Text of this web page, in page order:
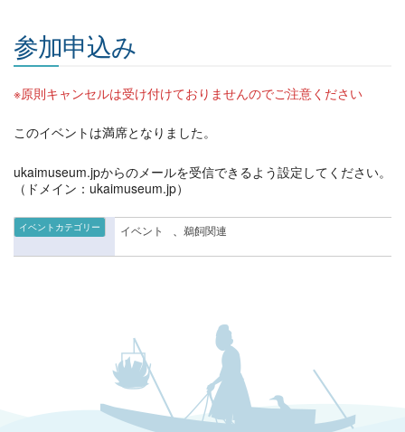
参加申込み
※原則キャンセルは受け付けておりませんのでご注意ください
このイベントは満席となりました。
ukaimuseum.jpからのメールを受信できるよう設定してください。
（ドメイン：ukaimuseum.jp）
イベントカテゴリー イベント 鵜飼関連